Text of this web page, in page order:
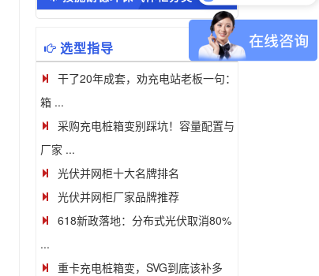
选型指导
干了20年成套，劝充电站老板一句：
箱 ...
采购充电桩箱变别踩坑！容量配置与
厂家 ...
光伏并网柜十大名牌排名
光伏并网柜厂家品牌推荐
618新政落地：分布式光伏取消80%
...
重卡充电桩箱变，SVG到底该补多